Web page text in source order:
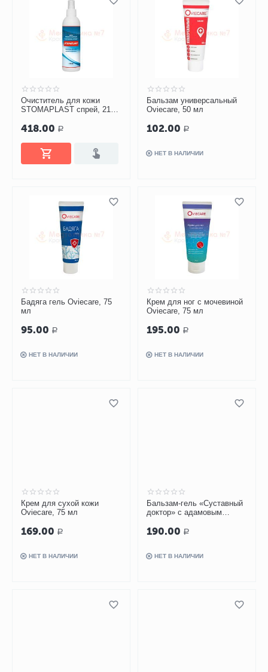
Очиститель для кожи
STOMAPLAST спрей, 210
418.00 Р
Бальзам универсальный
Oviecare, 50 мл
102.00 Р
НЕТ В НАЛИЧИИ
Бадяга гель Oviecare, 75
мл
95.00 Р
НЕТ В НАЛИЧИИ
Крем для ног с мочевиной
Oviecare, 75 мл
195.00 Р
НЕТ В НАЛИЧИИ
Крем для сухой кожи
Oviecare, 75 мл
169.00 Р
НЕТ В НАЛИЧИИ
Бальзам-гель «Суставный
доктор» с адамовым
190.00 Р
НЕТ В НАЛИЧИИ